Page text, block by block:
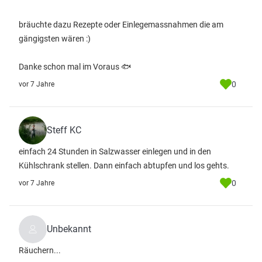
bräuchte dazu Rezepte oder Einlegemassnahmen die am
gängigsten wären :)
Danke schon mal im Voraus 🐟
vor 7 Jahre 0
Steff KC
einfach 24 Stunden in Salzwasser einlegen und in den
Kühlschrank stellen. Dann einfach abtupfen und los gehts.
vor 7 Jahre 0
Unbekannt
Räuchern...